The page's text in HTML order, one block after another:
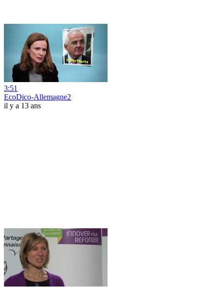
3:51
EcoDico-Allemagne2
il y a 13 ans